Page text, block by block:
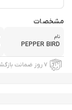
مشخصات
نام
PEPPER BIRD
۷ روز ضمانت بازگشت کالا